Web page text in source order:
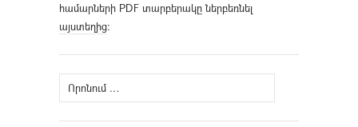
համարների PDF տարբերակը ներբեռնել
այստեղից։
Որոնել՝